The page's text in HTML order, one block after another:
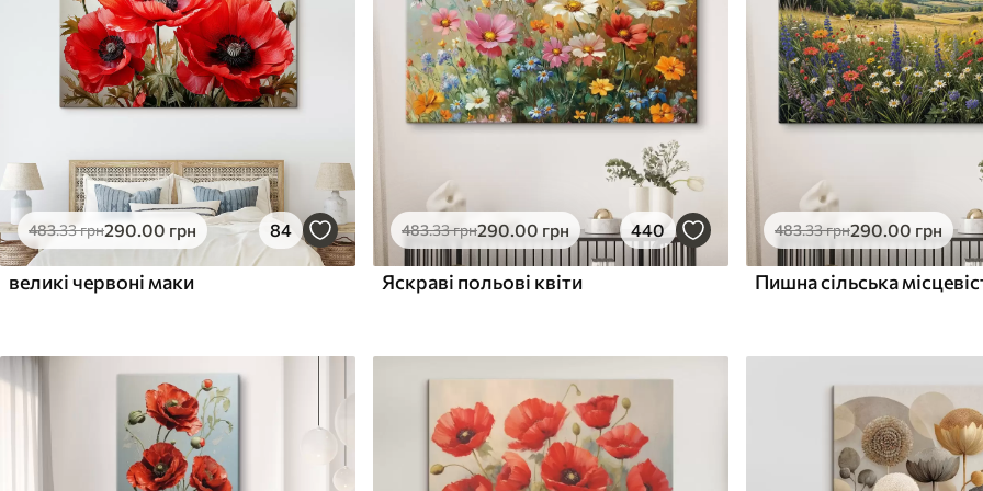
✗
Поверхня з текстурою
полотна
✗Екологічний матеріал
Поверхня з текстурою
Екологічний матеріал
✓
Поверхня з текстурою
полотна
✓Екологічний матеріал
483.33грн290.00 грн 84
великі червоні маки
483.33грн290.00 грн 440
Яскраві польові квіти
483.33грн290.00 грн